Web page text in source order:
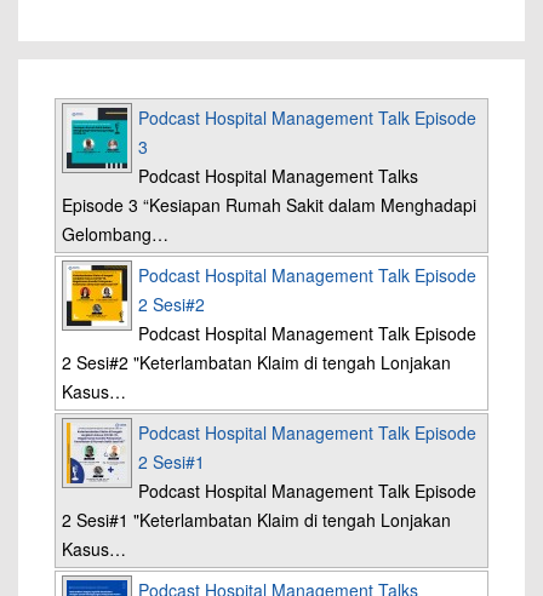
Podcast Hospital Management Talk Episode
3
Podcast Hospital Management Talks
Episode 3 “Kesiapan Rumah Sakit dalam Menghadapi
Gelombang…
Podcast Hospital Management Talk Episode
2 Sesi#2
Podcast Hospital Management Talk Episode
2 Sesi#2 "Keterlambatan Klaim di tengah Lonjakan
Kasus…
Podcast Hospital Management Talk Episode
2 Sesi#1
Podcast Hospital Management Talk Episode
2 Sesi#1 "Keterlambatan Klaim di tengah Lonjakan
Kasus…
Podcast Hospital Management Talks